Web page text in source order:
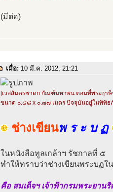
(มีต่อ)
เมื่อ: 10 มี.ค. 2012, 21:21
[เวสสันดรชาดก กัณฑ์มหาพน ตอนที่พระฤาษี
ขนาด ๐.๔๘ x ๐.๗๗ เมตร ปัจจุบันอยู่ในพิพิ
ช่างเขียนพ ร ะ บ ฏ
ในหนังสือทูลเกล้าฯ รัชกาลที่ ๕
ทำให้ทราบว่าช่างเขียนพระบฏ
คือ สมเด็จฯ เจ้าฟ้ากรมพระยาน